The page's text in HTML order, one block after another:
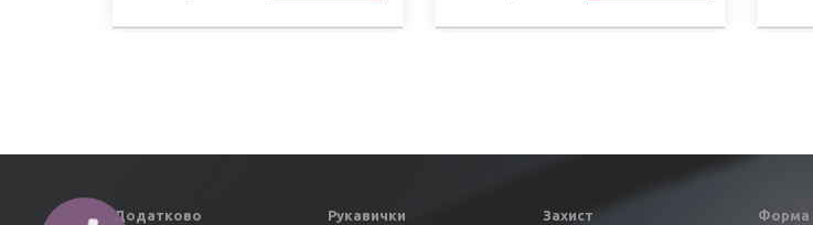
Додатково Рукавички Захист Форма